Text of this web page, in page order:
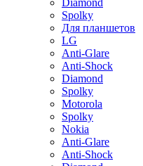
Diamond
Spolky
Для планшетов
LG
Anti-Glare
Anti-Shock
Diamond
Spolky
Motorola
Spolky
Nokia
Anti-Glare
Anti-Shock